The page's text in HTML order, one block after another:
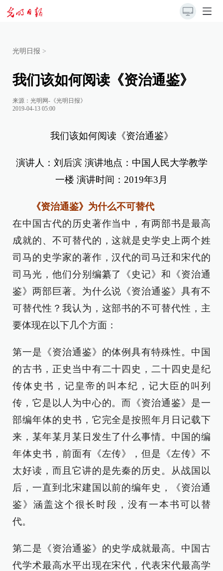
光明日报 >
我们该如何阅读《资治通鉴》
来源： 光明网-《光明日报》
2019-04-13 05:00
我们该如何阅读《资治通鉴》
演讲人：刘后滨 演讲地点：中国人民大学教学
一楼 演讲时间：2019年3月
《资治通鉴》为什么不可替代
在中国古代的历史著作当中，有两部书是最高
成就的、不可替代的，这就是史学史上两个姓
司马的史学家的著作，汉代的司马迁和宋代的
司马光，他们分别编纂了《史记》和《资治通
鉴》两部巨著。为什么说《资治通鉴》具有不
可替代性？我认为，这部书的不可替代性，主
要体现在以下几个方面：
第一是《资治通鉴》的体例具有特殊性。中国
的古书，正史当中有二十四史，二十四史是纪
传体史书，记皇帝的叫本纪，记大臣的叫列
传，它是以人为中心的。而《资治通鉴》是一
部编年体的史书，它完全是按照年月日记载下
来，某年某月某日发生了什么事情。中国的编
年体史书，前面有《左传》，但是《左传》不
太好读，而且它讲的是先秦的历史。从战国以
后，一直到北宋建国以前的编年史，《资治通
鉴》涵盖这个很长时段，没有一本书可以替
代。
第二是《资治通鉴》的史学成就最高。中国古
代学术最高水平出现在宋代，代表宋代最高学